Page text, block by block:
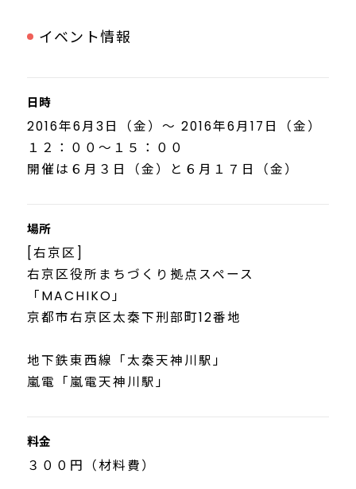
イベント情報
日時
2016年6月3日（金）～ 2016年6月17日（金）
１２：００〜１５：００
開催は６月３日（金）と６月１７日（金）
場所
[右京区]
右京区役所まちづくり拠点スペース
「MACHIKO」
京都市右京区太秦下刑部町12番地
地下鉄東西線「太秦天神川駅」
嵐電「嵐電天神川駅」
料金
３００円（材料費）